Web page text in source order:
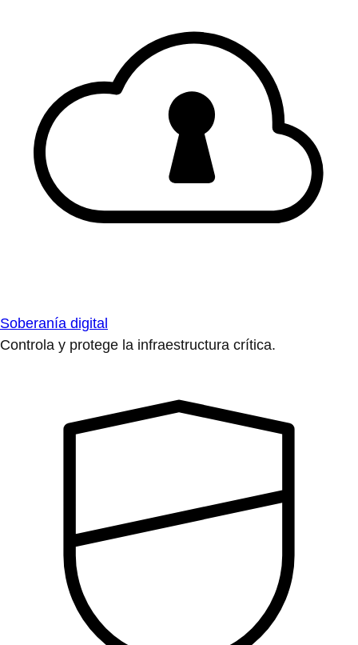
Soberanía digital
Controla y protege la infraestructura crítica.